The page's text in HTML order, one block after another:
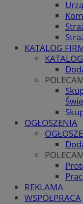
KATALOG
OGŁOSZENIA
REKLAMA
WSPÓŁPRACA